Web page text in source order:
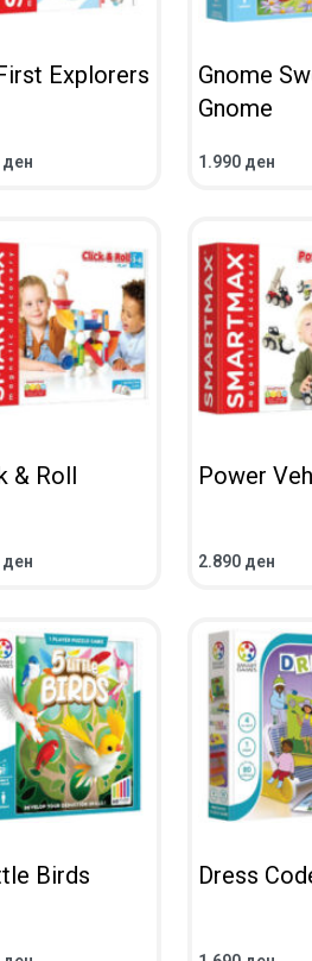
Explorers
ден
CART
Gnome
Gnome
1.990 ден
ADD TO CART
& Roll
ден
CART
Power
2.890 ден
ADD TO CART
Birds Dress